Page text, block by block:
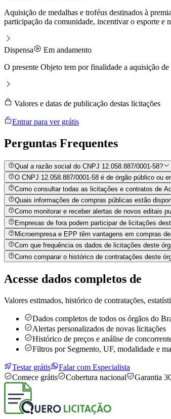
Aquisição de medalhas e troféus destinados à
participação da comunidade, incentivar o esporte e
Dispensa
Em andamento
O presente Objeto tem por finalidade a aquisição
Valores e datas de publicação destas licitações
Entrar para ver grátis
Perguntas Frequentes
Qual a razão social do CNPJ 12.058.887/0001-58?
O CNPJ 12.058.887/0001-58 é de órgão público ou
Como consultar todas as licitações e contratos de
Quais informações de compras públicas estão
Como monitorar e receber alertas de novos editais
Empresas de fora podem participar de licitações
Microempresa e EPP têm vantagens em compras
Com que frequência os dados de licitações deste
Como comparar o histórico de contratações deste
Acesse dados completos de
Valores estimados, histórico de contratações,
Dados completos de todos os órgãos do
Alertas personalizados de novas licitações
Histórico de preços e análise de
Filtros por Segmento, UF, modalidade e
Testar grátis
Falar com Especialista
Comece grátis
Cobertura nacional Garantia